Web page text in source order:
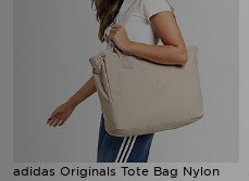
adidas Originals Tote Bag Nylon